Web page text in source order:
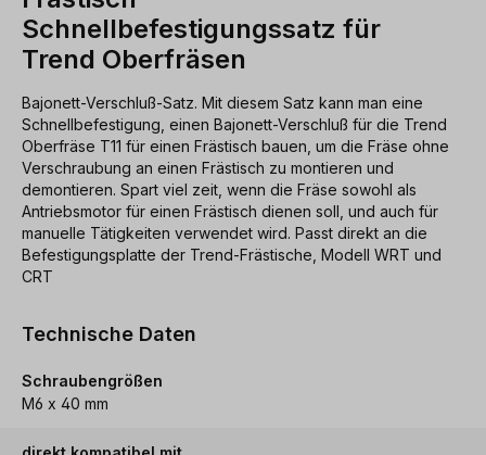
Schnellbefestigungssatz für
Trend Oberfräsen
Bajonett-Verschluß-Satz. Mit diesem Satz kann man eine
Schnellbefestigung, einen Bajonett-Verschluß für die Trend
Oberfräse T11 für einen Frästisch bauen, um die Fräse ohne
Verschraubung an einen Frästisch zu montieren und
demontieren. Spart viel zeit, wenn die Fräse sowohl als
Antriebsmotor für einen Frästisch dienen soll, und auch für
manuelle Tätigkeiten verwendet wird. Passt direkt an die
Befestigungsplatte der Trend-Frästische, Modell WRT und
CRT
Technische Daten
Schraubengrößen
M6 x 40 mm